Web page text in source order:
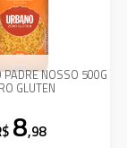
PADRE NOSSO 500G
GLUTEN
8,98